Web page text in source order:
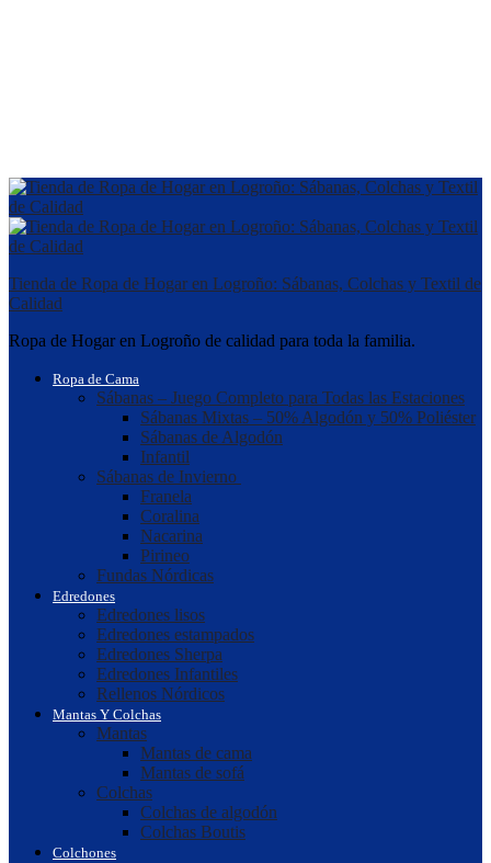
Tienda de Ropa de Hogar en Logroño: Sábanas, Colchas y Textil de
Calidad
Ropa de Hogar en Logroño de calidad para toda la familia.
Ropa de Cama
Sábanas – Juego Completo para Todas las Estaciones
Sábanas Mixtas – 50% Algodón y 50% Poliéster
Sábanas de Algodón
Infantil
Sábanas de Invierno
Franela
Coralina
Nacarina
Pirineo
Fundas Nórdicas
Edredones
Edredones lisos
Edredones estampados
Edredones Sherpa
Edredones Infantiles
Rellenos Nórdicos
Mantas Y Colchas
Mantas
Mantas de cama
Mantas de sofá
Colchas
Colchas de algodón
Colchas Boutis
Colchones